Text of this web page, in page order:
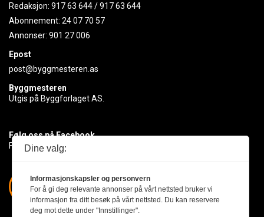
Redaksjon: 917 63 644/917 63 644
Abonnement: 24 07 70 57
Annonser: 901 27 006
Epost
post@byggmesteren.as
Byggmesteren
Utgis på Byggforlaget AS.
Følg oss på Facebook
Få med deg det siste innen byggebransjen
Dine valg:
Informasjonskapsler og personvern
For å gi deg relevante annonser på vårt nettsted bruker vi
informasjon fra ditt besøk på vårt nettsted. Du kan reservere
deg mot dette under "Innstillinger".